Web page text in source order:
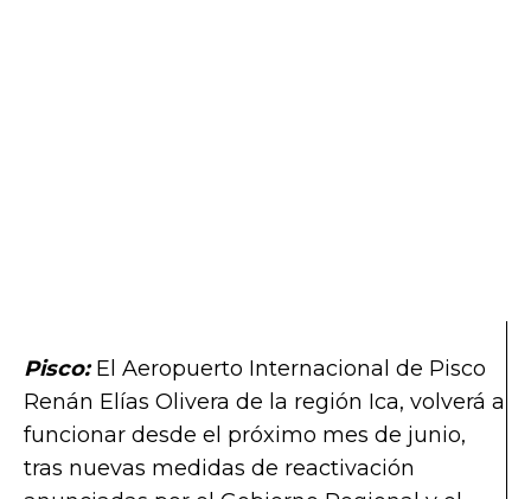
Pisco: El Aeropuerto Internacional de Pisco
Renán Elías Olivera de la región Ica, volverá a
funcionar desde el próximo mes de junio,
tras nuevas medidas de reactivación